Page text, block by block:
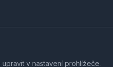
v nastavení prohlížeče.